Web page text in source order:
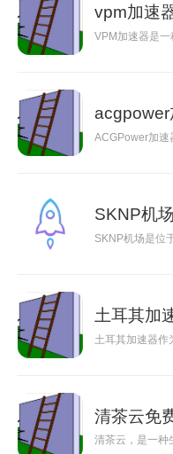
vpm加速
VPM加速器是
acgpower
ACGPower加速
SKNP机
SKNP机场是位
土耳其加
土耳其加速器作
清茶云免
清茶云，是一种